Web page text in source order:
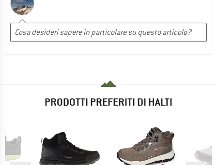
PRODOTTI PREFERITI DI HALTI